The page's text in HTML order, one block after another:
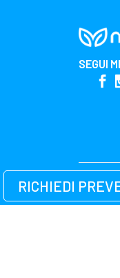
SEGUI
RICHIEDI